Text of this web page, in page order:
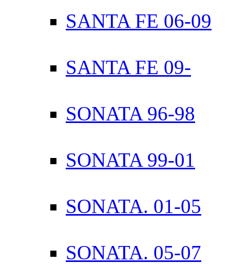
SANTA FE 06-09
SANTA FE 09-
SONATA 96-98
SONATA 99-01
SONATA. 01-05
SONATA. 05-07